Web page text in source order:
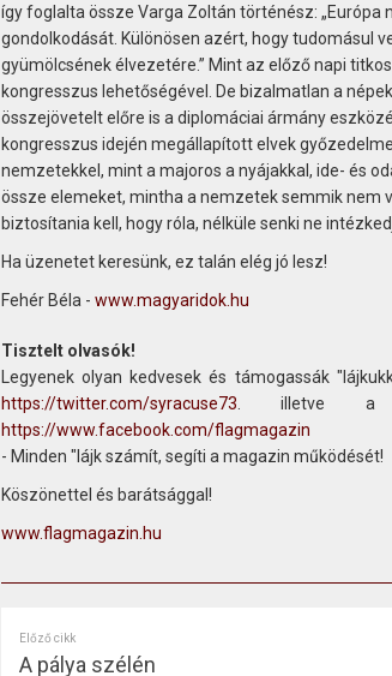
így foglalta össze Varga Zoltán történész:
gondolkodását. Különösen azért, hogy tudomásul
gyümölcsének élvezetére.” Mint az előző napi
kongresszus lehetőségével. De bizalmatlan a
összejövetelt előre is a diplomáciai ármány
kongresszus idején megállapított elvek
nemzetekkel, mint a majoros a nyájakkal, ide- és
össze elemeket, mintha a nemzetek semmik nem
biztosítania kell, hogy róla, nélküle senki ne
Ha üzenetet keresünk, ez talán elég jó lesz!
Fehér Béla - www.magyaridok.hu
Tisztelt olvasók!
Legyenek olyan kedvesek és támogassák
https://twitter.com/syracuse73 . illetve a
https://www.facebook.com/flagmagazin
- Minden "lájk számít, segíti a magazin működését!
Köszönettel és barátsággal!
www.flagmagazin.hu
Előző cikk
A pálya szélén